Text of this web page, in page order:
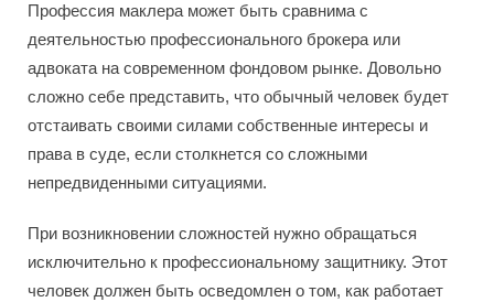
Профессия маклера может быть сравнима с
деятельностью профессионального брокера или
адвоката на современном фондовом рынке. Довольно
сложно себе представить, что обычный человек будет
отстаивать своими силами собственные интересы и
права в суде, если столкнется со сложными
непредвиденными ситуациями.
При возникновении сложностей нужно обращаться
исключительно к профессиональному защитнику. Этот
человек должен быть осведомлен о том, как работает